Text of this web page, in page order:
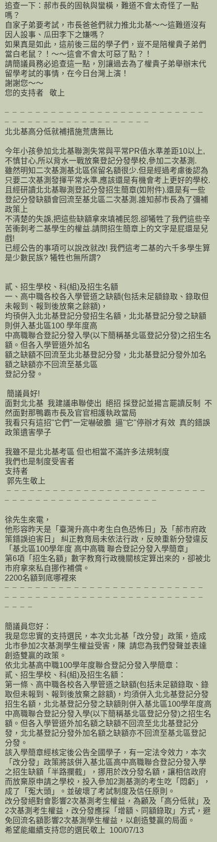
追查一下：郝市長的固執與蠻橫，難道不會太奇怪了一點
嗎？
自家子弟要考試，市長爸爸們就力推北北基～～這難道沒有
因人設事、瓜田李下之嫌嗎？
如果真是如此，這前後三屆的學子們，豈不是陪權貴子弟們
當白老鼠？！～～這會不會太可惡了點？！
請簡議員務必追查這一點，別讓過去為了權貴子弟舉辦末代
留學考試的事情，在今日台灣上演！
謝謝您～～
您的支持者 敬上
╴╴╴╴╴╴╴╴╴╴╴╴╴╴╴╴╴╴╴╴╴╴╴╴╴╴
╴╴╴╴╴╴╴╴╴╴╴╴╴╴╴╴╴╴╴
北北基高分低就補措施荒唐無比
今年小孩參加北北基聯測失常與平常PR值水準差距10以上,
不慎甘心,所以背水一戰放棄登記分發學校,參加二次基測.
雖然明知二次基測基北區保留名額很少.但是經過考慮後認為
只要二次基測發揮平常水準,應該還是有機會考上更好的學校.
且經研讀北北基聯測登記分發招生簡章(如附件).還是有一些
登記分發缺額會回流至基北區二次基測.誰知郝市長為了彌補
政策上
不清楚的失誤,把這些缺額拿來填補民怨.卻犧牲了我們這些辛
苦衝刺考二基學生的權益.請問招生簡章上的文字是屁還是兒
戲!
已經公告的事項可以說改就改! 我們這考二基的六千多學生算
是少數民族? 犧牲也無所謂?
貳、招生學校、科(組)及招生名額
一、高中職各校各入學管道之缺額(包括未足額錄取、錄取但
未報到、報到後放棄之餘額)，
均頇併入北北基登記分發招生名額，北北基登記分發之缺額
則併入基北區100 學年度高
中高職聯合登記分發入學(以下簡稱基北區登記分發)之招生名
額。但各入學管道外加名
額之缺額不回流至北北基登記分發，北北基登記分發外加名
額之缺額亦不回流至基北區
登記分發。
簡議員好!
面對北北基 我建議串聯使出 絕招 採登記並揚言罷讀反制 不
然面對那鴨霸市長及官官相護執政當局
我看只有這招"它們"一定嚇破膽 逼"它"停辦才有效 真的錯誤
政策遺害學子
我雖不是北北基考區 但也相當不滿許多法規制度
我們也是制度受害者
支持者
郭先生敬上
╴╴╴╴╴╴╴╴╴╴╴╴╴╴╴╴╴╴╴╴╴╴╴╴╴╴
╴╴╴╴╴╴╴╴╴╴╴╴╴╴╴╴╴╴╴╴
徐先生來電，
他形容昨天是「臺灣升高中考生白色恐怖日」及「郝市府政
策錯誤迫害日」 糾正教育局未依法行政，反映重新分發違反
「基北區100學年度 高中高職 聯合登記分發入學簡章」
第6項「招生名額」數字教育行政機關核定算出來的，卻被北
市府拿來私自挪作補償。
2200名額到底哪裡來
╴╴╴╴╴╴╴╴╴╴╴╴╴╴╴╴╴╴╴╴╴╴╴╴╴╴
╴╴╴╴╴╴╴╴╴╴╴╴╴╴╴╴╴╴╴╴╴╴╴╴╴╴
╴╴╴╴
簡議員您好：
我是您忠實的支持選民，本次北北基「改分發」政策，造成
北市參加2次基測學生權益受害，陳 請您為我們發聲並表達
創造雙贏的政策。
依北北基高中職100學年度聯合登記分發入學簡章：
貳、招生學校、科(組)及招生名額：
第一條、高中職各校各入學管道之缺額(包括未足額錄取、錄
取但未報到、報到後放棄之餘額)，均須併入北北基登記分發
招生名額，北北基登記分發之缺額則併入基北區100學年度高
中高職聯合登記分發入學(以下簡稱基北區登記分發)之招生名
額。但各入學管道外加名額之缺額不回流至北北基登記分
發，北北基登記分發外加名額之缺額亦不回流至基北區登記
分發。
該入學簡章經核定後公告全國學子，有一定法令效力，本次
「改分發」政策將該併入基北區高中高職聯合登記分發入學
之招生缺額「半路攔截」，挪用於改分發名額，讓相信政府
而放棄原申請之學校，投入參加2測基測的考生吃「悶虧」，
成了「冤大頭」。並破壞了考試制度及信任原則。
改分發絕對會影響2次基測考生權益，為顧及「高分低就」及
2次基測考生權益，改分發應採「增額、同額錄取」方式，避
免回流名額影響2次基測學生權益，以創造雙贏的局面。
希望能繼續支持您的選民敬上 100/07/13